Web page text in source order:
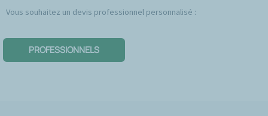
Vous souhaitez un devis professionnel personnalisé :
PROFESSIONNELS